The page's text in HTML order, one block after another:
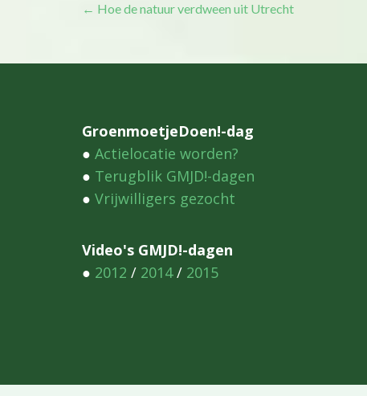
Bericht
navigatie
← Hoe de natuur verdween uit Utrecht
GroenmoetjeDoen!-dag
● Actielocatie worden?
● Terugblik GMJD!-dagen
● Vrijwilligers gezocht
Video's GMJD!-dagen
● 2012 / 2014/ 2015